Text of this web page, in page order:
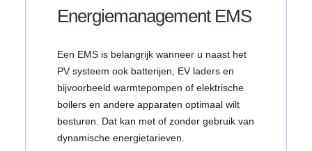
Energiemanagement EMS
Een EMS is belangrijk wanneer u naast het
PV systeem ook batterijen, EV laders en
bijvoorbeeld warmtepompen of elektrische
boilers en andere apparaten optimaal wilt
besturen. Dat kan met of zonder gebruik van
dynamische energietarieven.